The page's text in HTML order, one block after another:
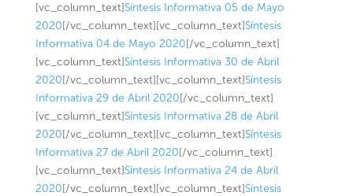
[vc_column_text]Síntesis Informativa 05 de Mayo
2020[/vc_column_text][vc_column_text]Síntesis
Informativa 04 de Mayo 2020[/vc_column_text]
[vc_column_text]Síntesis Informativa 30 de Abril
2020[/vc_column_text][vc_column_text]Síntesis
Informativa 29 de Abril 2020[/vc_column_text]
[vc_column_text]Síntesis Informativa 28 de Abril
2020[/vc_column_text][vc_column_text]Síntesis
Informativa 27 de Abril 2020[/vc_column_text]
[vc_column_text]Síntesis Informativa 24 de Abril
2020[/vc_column_text][vc_column_text]Síntesis